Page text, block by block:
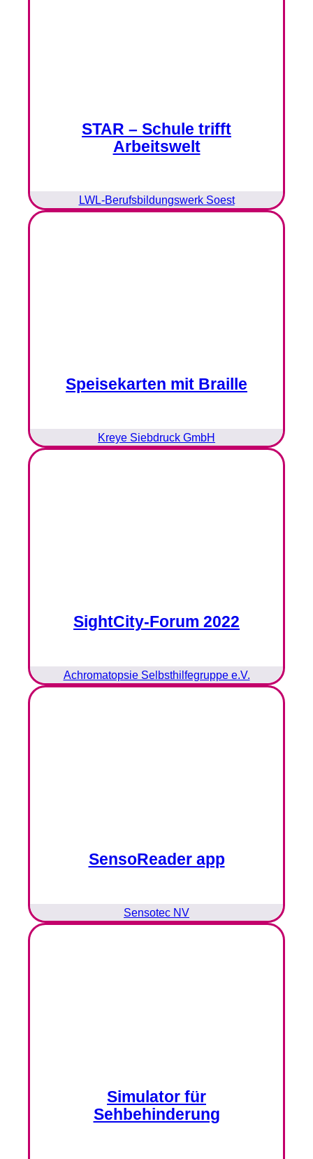
STAR – Schule trifft
Arbeitswelt
LWL-Berufsbildungswerk Soest
Speisekarten mit Braille
Kreye Siebdruck GmbH
SightCity-Forum 2022
Achromatopsie Selbsthilfegruppe e.V.
SensoReader app
Sensotec NV
Simulator für
Sehbehinderung